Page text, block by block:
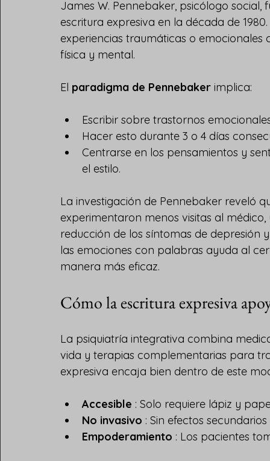
James W. Pennebaker, psicólogo
escritura expresiva en la década de
experiencias traumáticas o
física y mental.
El paradigma de Pennebaker implica:
Escribir sobre trastornos
Hacer esto durante 3 o 4 días
Centrarse en los pensamientos y
el estilo.
La investigación de Pennebaker reveló
experimentaron menos visitas al
reducción de los síntomas de depresión
las emociones con palabras ayuda al
manera más eficaz.
Cómo la escritura expresiva
La psiquiatría integrativa combina
vida y terapias complementarias para
expresiva encaja bien dentro de este
Accesible : Solo requiere lápiz y
No invasivo : Sin efectos secundarios
Empoderamiento : Los pacientes